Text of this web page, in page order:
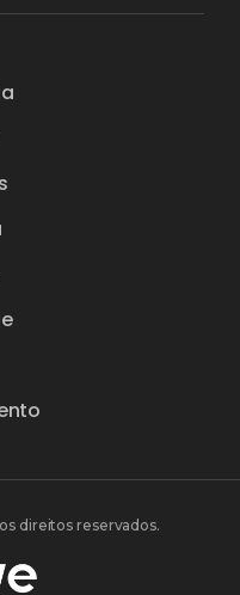
direitos reservados.